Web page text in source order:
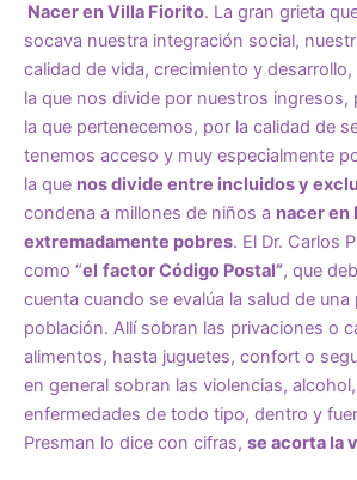
Nacer en Villa Fiorito. La gran grieta
socava nuestra integración social,
calidad de vida, crecimiento y
la que nos divide por nuestros ingresos,
la que pertenecemos, por la calidad de
tenemos acceso y muy especialmente
la que nos divide entre incluidos y
condena a millones de niños a nacer en
extremadamente pobres. El Dr. Carlos
como “el factor Código Postal”, que
cuenta cuando se evalúa la salud de
población. Allí sobran las privaciones o
alimentos, hasta juguetes, confort o
en general sobran las violencias,
enfermedades de todo tipo, dentro y
Presman lo dice con cifras, se acorta la